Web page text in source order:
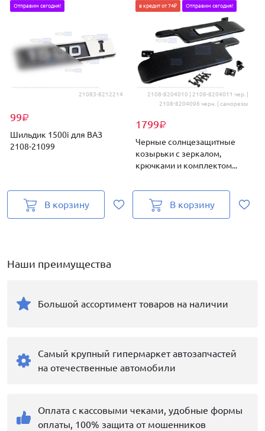
21083-8212214
99₽
Отправим сегодня!
Шильдик 1500i для ВАЗ
2108-21099
В корзину
2108-8204010 | 2108-8204011 чер. |
2108-8204096 черн. | саморезы
1799₽
в кредит от 74₽ Отправим сегодня!
Черные солнцезащитные
козырьки с зеркалом,
крючками и комплектом...
В корзину
Наши преимущества
Большой ассортимент товаров на наличии
Самый крупный гипермаркет автозапчастей
на отечественные автомобили
Оплата с кассовыми чеками, удобные формы
оплаты, 100% защита от мошенников